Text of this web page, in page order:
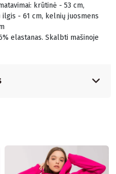
krūtinė - 53 cm,
- 61 cm, kelnių juosmens
elastanas. Skalbti mašinoje